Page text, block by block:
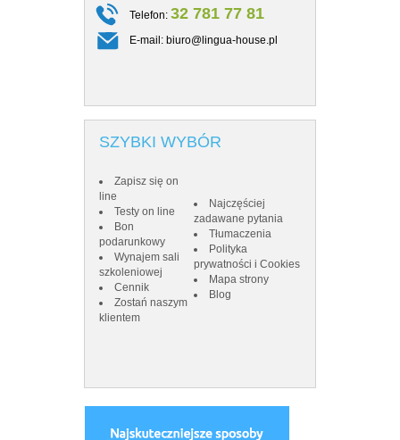
Telefon: 32 781 77 81
E-mail: biuro@lingua-house.pl
SZYBKI WYBÓR
Zapisz się on
line
Testy on line
Bon
podarunkowy
Wynajem sali
szkoleniowej
Cennik
Zostań naszym
klientem
Najczęściej
zadawane pytania
Tłumaczenia
Polityka
prywatności i Cookies
Mapa strony
Blog